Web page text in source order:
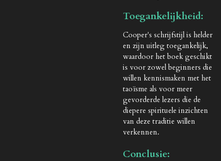
Toegankelijkheid:
Cooper's schrijfstijl is helder
en zijn uitleg toegankelijk,
waardoor het boek geschikt
is voor zowel beginners die
willen kennismaken met het
taoïsme als voor meer
gevorderde lezers die de
diepere spirituele inzichten
van deze traditie willen
verkennen.
Conclusie: